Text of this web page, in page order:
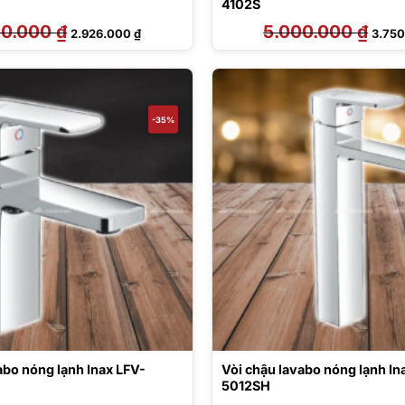
₫ Giá
gốc
là:
2.926.000₫Giá
hiện
tại
2.926.000 ₫.
4102S
5.000.000₫ Giá
gốc
là:
-35%
nóng lạnh Inax LFV-
Vòi chậu lavabo nóng lạnh
5012SH